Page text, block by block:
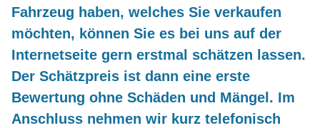
Fahrzeug haben, welches Sie verkaufen
möchten, können Sie es bei uns auf der
Internetseite gern erstmal schätzen lassen.
Der Schätzpreis ist dann eine erste
Bewertung ohne Schäden und Mängel. Im
Anschluss nehmen wir kurz telefonisch